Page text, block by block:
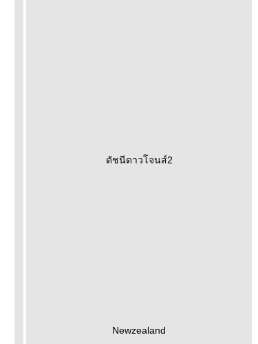
ดัชนีดาวโจนส์2
Newzealand